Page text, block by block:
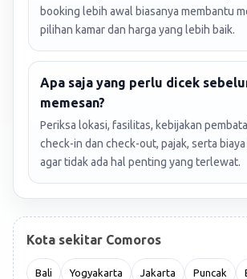
booking lebih awal biasanya membantu
pilihan kamar dan harga yang lebih baik.
Apa saja yang perlu dicek
memesan?
Periksa lokasi, fasilitas, kebijakan
check-in dan check-out, pajak, serta
agar tidak ada hal penting yang terlewat.
Kota sekitar Comoros
Bali Yogyakarta Jakarta Puncak